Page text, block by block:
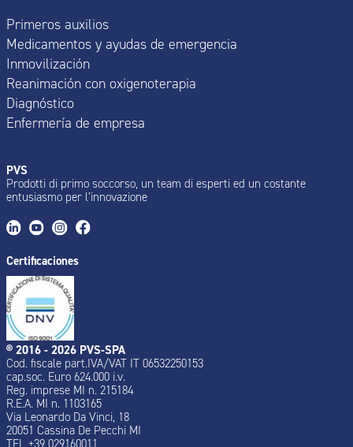
Primeros auxilios
Medicamentos y ayudas de emergencia
Inmovilización
Reanimación con oxigenoterapia
Diagnóstico
Enfermería de empresa
PVS
Prodotti di primo soccorso, un team di esperti ed un costante
entusiasmo per l’innovazione
Certificaciones
® 2016 - 2026 PVS-SPA
Cod. fiscale part.IVA/VAT IT 06532250153
cap.soc. Euro 624.000 i.v.
Reg. imprese MI n. 215184
R.E.A. MI n. 1103165
Via Leonardo Da Vinci, 18
20051 Cassina De Pecchi MI
TEL +39 029160011